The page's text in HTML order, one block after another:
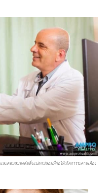
ะตอบสนองต่อสิ่งแปลกปลอมที่ก่อให้เกิดการระคายเคือง